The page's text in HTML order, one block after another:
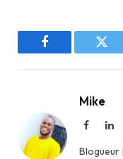
Facebook
Mike
Facebook
Blogueur